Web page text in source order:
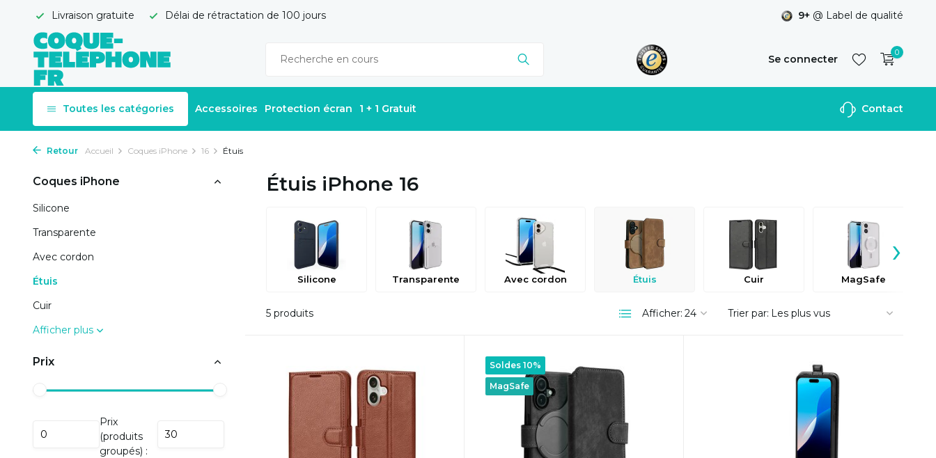
Livraison gratuite Délai de rétractation de 100 jours 9+ @ Label de qualité
Se connecter
S'inscrire
0
Toutes les catégories Accessoires Protection écran 1 + 1 Gratuit Contact
Retour Accueil Coques iPhone 16 Étuis
Coques iPhone
Silicone
Transparente
Avec cordon
Étuis
Cuir
Afficher plus
Prix
Prix
(produits
groupés) :
Étuis iPhone 16
Silicone Transparente Avec cordon Étuis Cuir MagSafe
›
5 produits Afficher: Trier par:
MagSafe
Soldes 10%